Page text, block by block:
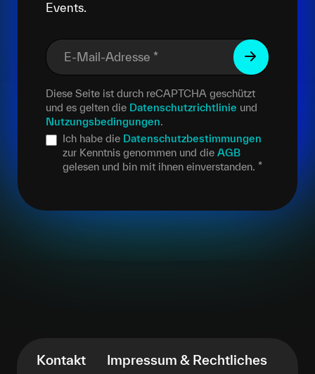
Events.
E-Mail-Adresse *
Diese Seite ist durch reCAPTCHA geschützt
und es gelten die Datenschutzrichtlinie und
Nutzungsbedingungen.
Ich habe die Datenschutzbestimmungen
zur Kenntnis genommen und die AGB
gelesen und bin mit ihnen einverstanden. *
Kontakt Impressum & Rechtliches